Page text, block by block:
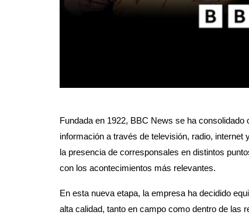
Fundada en 1922, BBC News se ha
información a través de televisión, radio,
la presencia de corresponsales en distintos
con los acontecimientos más relevantes.
En esta nueva etapa, la empresa ha decidido
alta calidad, tanto en campo como dentro de las